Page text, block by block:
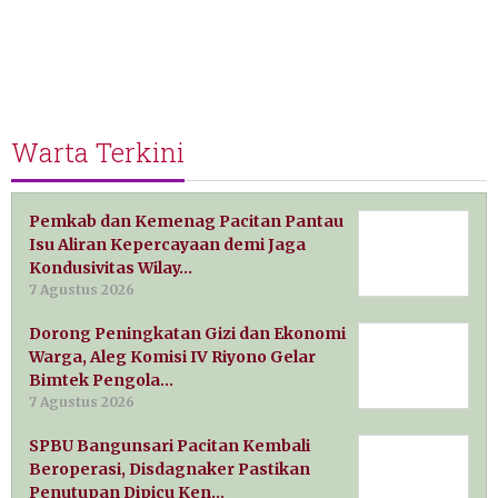
Warta Terkini
Pemkab dan Kemenag Pacitan Pantau
Isu Aliran Kepercayaan demi Jaga
Kondusivitas Wilay…
7 Agustus 2026
Dorong Peningkatan Gizi dan Ekonomi
Warga, Aleg Komisi IV Riyono Gelar
Bimtek Pengola…
7 Agustus 2026
SPBU Bangunsari Pacitan Kembali
Beroperasi, Disdagnaker Pastikan
Penutupan Dipicu Ken…